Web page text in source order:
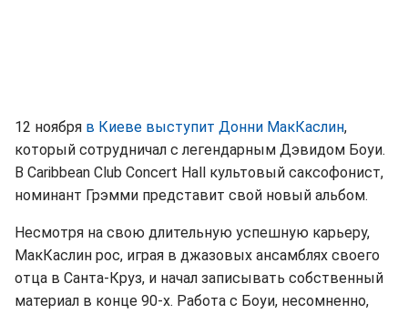
12 ноября в Киеве выступит Донни МакКаслин,
который сотрудничал с легендарным Дэвидом Боуи.
В Caribbean Club Concert Hall культовый саксофонист,
номинант Грэмми представит свой новый альбом.
Несмотря на свою длительную успешную карьеру,
МакКаслин рос, играя в джазовых ансамблях своего
отца в Санта-Круз, и начал записывать собственный
материал в конце 90-х. Работа с Боуи, несомненно,